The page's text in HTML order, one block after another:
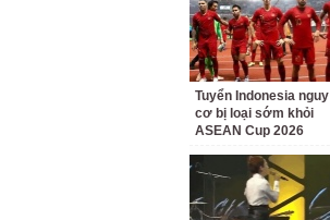
Tuyển Indonesia nguy
cơ bị loại sớm khỏi
ASEAN Cup 2026